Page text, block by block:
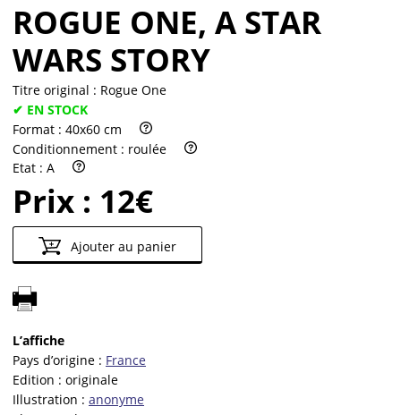
ROGUE ONE, A STAR
WARS STORY
Titre original : Rogue One
✔ EN STOCK
Format : 40x60 cm
Conditionnement : roulée
Etat : A
Prix : 12€
Ajouter au panier
L’affiche
Pays d’origine : France
Edition : originale
Illustration : anonyme